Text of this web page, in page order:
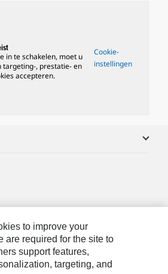
in te schakelen, moet u
targeting-, prestatie- en
accepteren.
Cookie-
instellingen
to improve your
are required for the site to
support features,
targeting, and